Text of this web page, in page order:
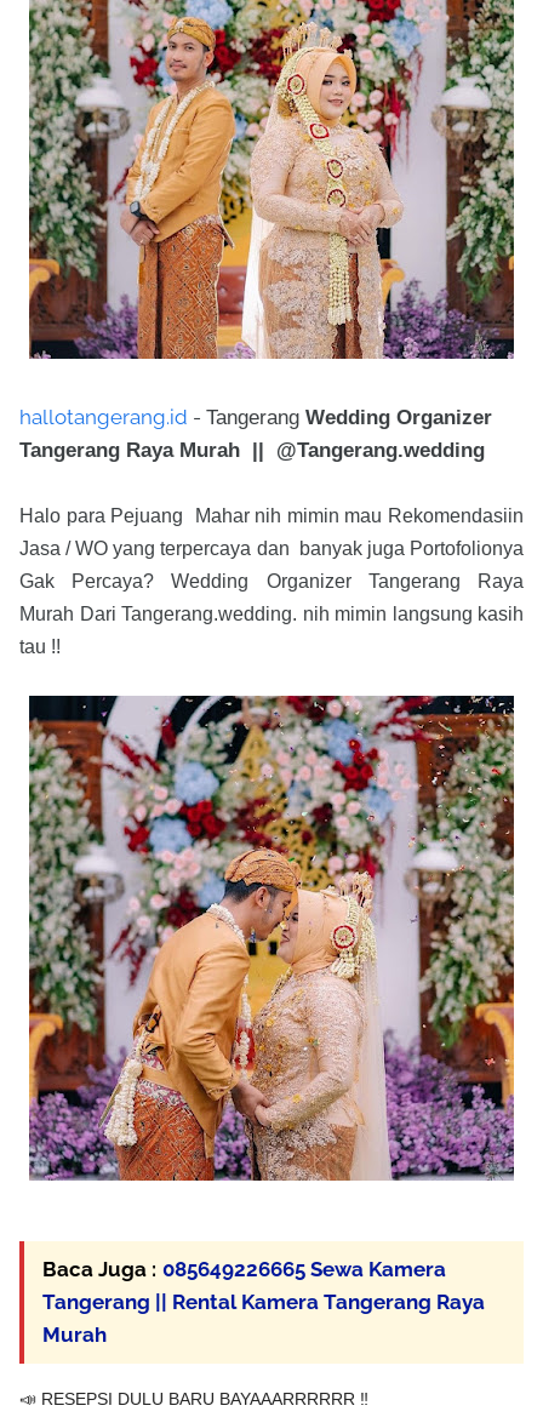
hallotangerang.id - Tangerang Wedding Organizer
Tangerang Raya Murah || @Tangerang.wedding
Halo para Pejuang Mahar nih mimin mau Rekomendasiin
Jasa / WO yang terpercaya dan banyak juga Portofolionya
Gak Percaya? Wedding Organizer Tangerang Raya
Murah Dari Tangerang.wedding. nih mimin langsung kasih
tau !!
Baca Juga : 085649226665 Sewa Kamera
Tangerang || Rental Kamera Tangerang Raya
Murah
📣 RESEPSI DULU BARU BAYAAARRRRRR ‼️